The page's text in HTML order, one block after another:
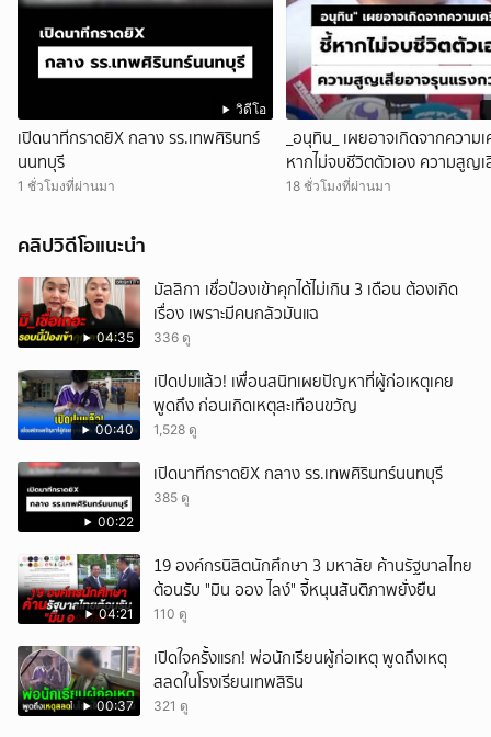
วิดีโอ
เปิดนาทีกราดยิX กลาง รร.เทพศิรินทร์
นนทบุรี
1 ชั่วโมงที่ผ่านมา
_อนุทิน_ เผยอาจเกิดจากความ
หากไม่จบชีวิตตัวเอง ความสูญ
รุนแรงกว่านี้
18 ชั่วโมงที่ผ่านมา
คลิปวิดีโอแนะนำ
04:35
มัลลิกา เชื่อป๋องเข้าคุกได้ไม่เกิน 3 เดือน ต้องเกิด
เรื่อง เพราะมีคนกลัวมันแฉ
336 ดู
00:40
เปิดปมแล้ว! เพื่อนสนิทเผยปัญหาที่ผู้ก่อเหตุเคย
พูดถึง ก่อนเกิดเหตุสะเทือนขวัญ
1,528 ดู
00:22
เปิดนาทีกราดยิX กลาง รร.เทพศิรินทร์นนทบุรี
385 ดู
04:21
19 องค์กรนิสิตนักศึกษา 3 มหาลัย ค้านรัฐบาลไทย
ต้อนรับ "มิน ออง ไลง์" จี้หนุนสันติภาพยั่งยืน
110 ดู
00:37
เปิดใจครั้งแรก! พ่อนักเรียนผู้ก่อเหตุ พูดถึงเหตุ
สลดในโรงเรียนเทพสิริน
321 ดู